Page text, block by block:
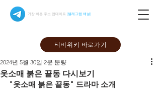
가장 빠른 주소 업데이트 (텔레그램 채널)
티비위키 바로가기
옷소매 붉은 끝동 다시보기
2024년 5월 30일 2분 분량
"옷소매 붉은 끝동" 드라마 소개